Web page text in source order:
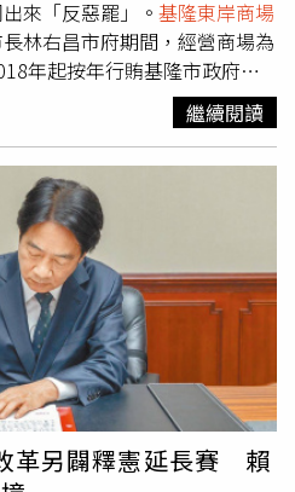
來「反惡罷」。 基隆東岸商場
林右昌市府期間，經營商場為
年起按年行賄基隆市政府陳
負責人共11人依涉犯貪污治罪
市府發言人游本明昨日回應，
市長林右昌一個公道」。國民
言人竟然要謝國樑出來道歉，
，民進黨怎麼可以丟臉到這種
所云的前發言人背後，應該出
罷樑案是因謝國樑收回東岸停
公司已涉及相關弊案，現在謝
權，無論是在行政訴訟上或刑
得住腳，罷樑行動開始的理
立，「這不叫惡罷，什麼才叫
指出，大日公司為了逃漏稅，
公司」，這間公司名稱不知是
繼續閱讀
革另闢釋憲延長賽 賴